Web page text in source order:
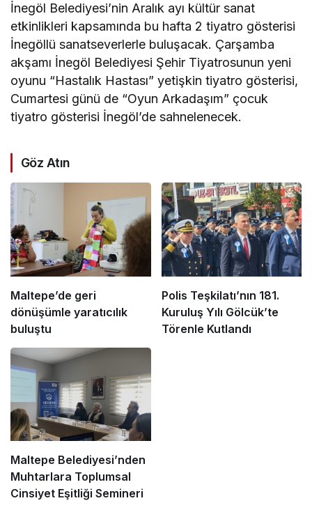
İnegöl Belediyesi’nin Aralık ayı kültür sanat
etkinlikleri kapsamında bu hafta 2 tiyatro gösterisi
İnegöllü sanatseverlerle buluşacak. Çarşamba
akşamı İnegöl Belediyesi Şehir Tiyatrosunun yeni
oyunu “Hastalık Hastası” yetişkin tiyatro gösterisi,
Cumartesi günü de “Oyun Arkadaşım” çocuk
tiyatro gösterisi İnegöl’de sahnelenecek.
Göz Atın
Maltepe’de geri
dönüşümle yaratıcılık
buluştu
Polis Teşkilatı’nın 181.
Kuruluş Yılı Gölcük’te
Törenle Kutlandı
Maltepe Belediyesi’nden
Muhtarlara Toplumsal
Cinsiyet Eşitliği Semineri